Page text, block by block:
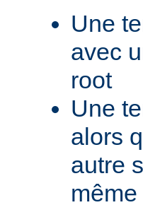
Une
avec
root
Une
alors
autre
même